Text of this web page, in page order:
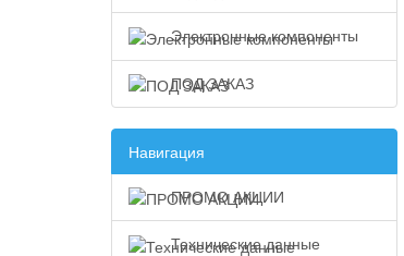
Электронные компоненты
ПОД ЗАКАЗ
Навигация
ПРОМО АКЦИИ
Технические данные